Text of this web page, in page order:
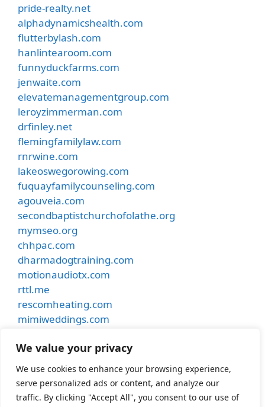
We value your privacy
We use cookies to enhance your browsing experience,
serve personalized ads or content, and analyze our
traffic. By clicking "Accept All", you consent to our use of
pride-realty.net
alphadynamicshealth.com
flutterbylash.com
hanlintearoom.com
funnyduckfarms.com
jenwaite.com
elevatemanagementgroup.com
leroyzimmerman.com
drfinley.net
flemingfamilylaw.com
rnrwine.com
lakeoswegorowing.com
fuquayfamilycounseling.com
agouveia.com
secondbaptistchurchofolathe.org
mymseo.org
chhpac.com
dharmadogtraining.com
motionaudiotx.com
rttl.me
rescomheating.com
mimiweddings.com
smithdentalcare.net
undergroundmusiccafe.com
samhubermusic.com
apexfence.net